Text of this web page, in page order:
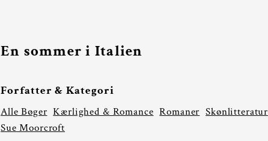
En sommer i Italien
Forfatter & Kategori
Alle Bøger Kærlighed & Romance Romaner Skønlitteratur
Sue Moorcroft